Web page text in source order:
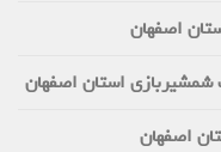
اصفهان
استان اصفهان
اصفهان